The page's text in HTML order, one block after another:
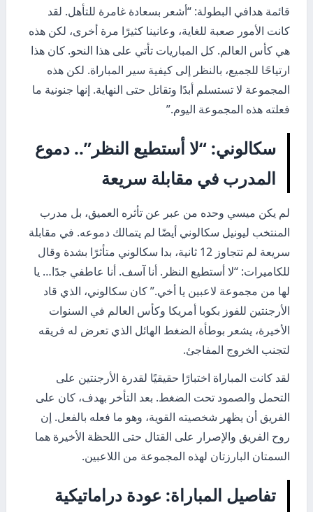
قائمة هدافي البطولة: “أشعر بسعادة غامرة للتأهل. لقد
كانت الأمور صعبة للغاية، وعانينا كثيرًا مرة أخرى، لكن هذه
هي كأس العالم. كل المباريات تأتي على هذا النحو. كان هذا
ارتياحًا للجميع، بالنظر إلى كيفية سير المباراة. لكن هذه
المجموعة لا تستسلم أبدًا وتقاتل حتى النهاية. إنها جنونية ما
فعلته هذه المجموعة اليوم.”
سكالوني: “لا أستطيع النظر”.. دموع
المدرب في مقابلة سريعة
لم يكن ميسي وحده من عبر عن تأثره العميق، بل مدرب
المنتخب ليونيل سكالوني أيضًا لم يتمالك دموعه. في مقابلة
سريعة لم تتجاوز 12 ثانية، بدا سكالوني متأثرًا بشدة وقال
للكاميرات: “لا أستطيع النظر. أنا آسف. أنا عاطفي جدًا… يا
لها من مجموعة لاعبين يا أخي.” كان سكالوني، الذي قاد
الأرجنتين للفوز بكوبا أمريكا وكأس العالم في السنوات
الأخيرة، يشعر بوطأة الضغط الهائل الذي تعرض له فريقه
لتجنب الخروج المفاجئ.
لقد كانت المباراة اختبارًا حقيقيًا لقدرة الأرجنتين على
التحمل والصمود تحت الضغط. بعد التأخر بهدف، كان على
الفريق أن يظهر شخصيته القوية، وهو ما فعله بالفعل. إن
روح الفريق والإصرار على القتال حتى اللحظة الأخيرة هما
السمتان البارزتان لهذه المجموعة من اللاعبين.
تفاصيل المباراة: عودة دراماتيكية